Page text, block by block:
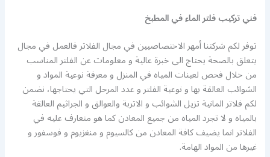
فني تركيب فلتر الماء في المطبخ
توفر لكم شركتنا أمهر الاختصاصيين في مجال الفلاتر فالعمل في مجال
يتعلق بالصحة يحتاج الى خبرة عالية و معلومات عن الفلتر المناسب
من خلال فحص لعينات المياه في المنزل و معرفة نوعية المواد و
الشوائب العالقة بها و نوعية الفلتر و عدد المرحل التي يحتاجها، نضمن
لكم فلاتر المانية تزيل الشوائب و الاتربة والعوالق و الجراثيم العالقة
بالمياه و لا تجرد المياه من جميع المعادن كما هو متعارف عليه في
الفلاتر انما يضيف كافة المعادن من كالسيوم و منغزيوم و فوسفور و
غيرها من المواد الهامة.